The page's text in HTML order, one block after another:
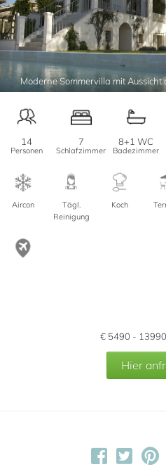
Moderne Sommervilla mit
14
Personen
7
Schlafzimmer
8+1 WC
Badezimmer
Aircon
Tägl.
Reinigung
Koch
€ 5490 - 13990
Hier